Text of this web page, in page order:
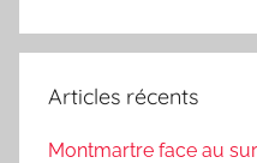
Articles récents
Montmartre face au